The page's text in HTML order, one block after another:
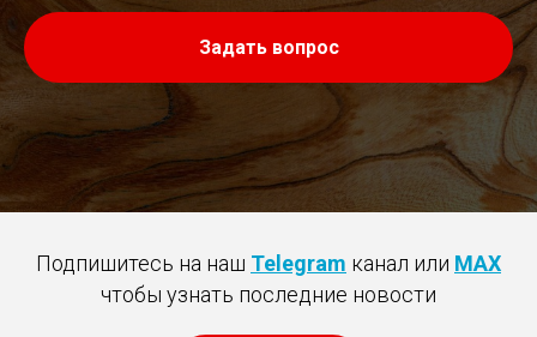
Задать вопрос
Подпишитесь на наш Telegram канал или MAX
чтобы узнать последние новости